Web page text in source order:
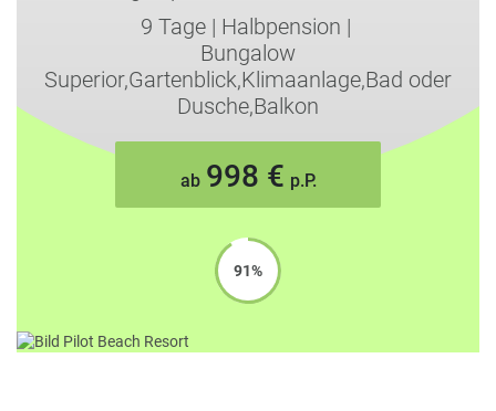
9 Tage | Halbpension |
Bungalow
Superior,Gartenblick,Klimaanlage,Bad oder
Dusche,Balkon
ab 998 € p.P.
91%